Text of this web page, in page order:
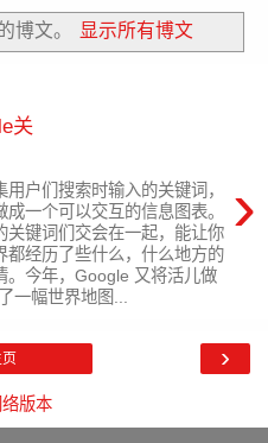
博文。 显示所有博文
关
›
户们搜索时输入的关键词，
一个可以交互的信息图表。
关键词们交会在一起，能让你
都经历了些什么，什么地方的
。今年，Google 又将活儿做
一幅世界地图...
›
页
版本